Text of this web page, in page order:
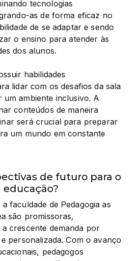
tecnologias
as de forma eficaz no
de se adaptar e sendo
o ensino para atender às
dos alunos.
habilidades
lidar com os desafios da sala
ambiente inclusivo. A
conteúdos de maneira
será crucial para preparar
um mundo em constante
de futuro para o
faculdade de Pedagogia as
são promissoras,
crescente demanda por
personalizada. Com o avanço
pedagogos